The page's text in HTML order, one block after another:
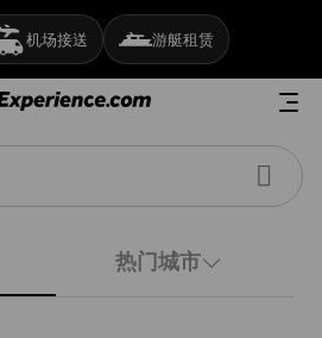
机场接送 游艇租赁
热门城市